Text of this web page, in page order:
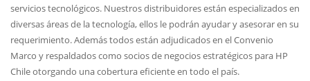
servicios tecnológicos. Nuestros distribuidores están especializados en
diversas áreas de la tecnología, ellos le podrán ayudar y asesorar en su
requerimiento. Además todos están adjudicados en el Convenio
Marco y respaldados como socios de negocios estratégicos para HP
Chile otorgando una cobertura eficiente en todo el país.